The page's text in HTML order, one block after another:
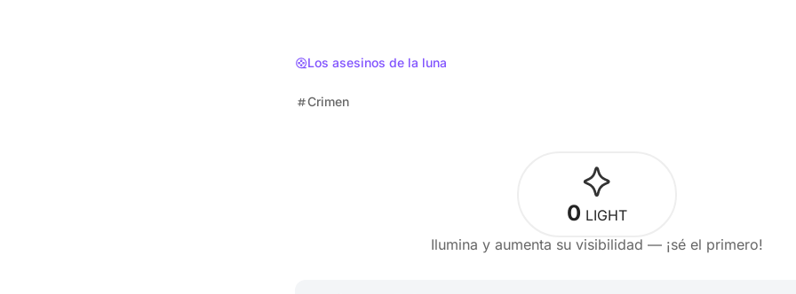
Los asesinos de la luna
Crimen
0 LIGHT
Ilumina y aumenta su visibilidad — ¡sé el primero!